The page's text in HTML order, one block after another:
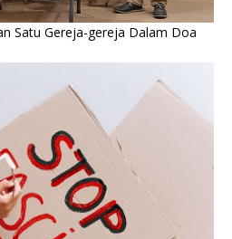
Satu Gereja-gereja Dalam Doa